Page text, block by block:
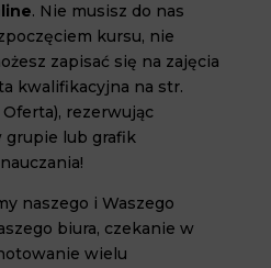
. Nie musisz do nas
kursu, nie
zapisać się na zajęcia
kwalifikacyjna na str.
rezerwując
grupie lub grafik
naszego i Waszego
biura, czekanie w
wielu